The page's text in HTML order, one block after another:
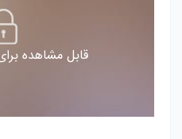
قابل مشاهده